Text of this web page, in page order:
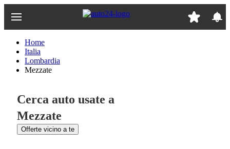
Home
Italia
Lombardia
Mezzate
Cerca auto usate a
Mezzate
Offerte vicino a te